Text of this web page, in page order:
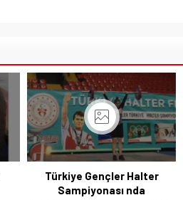
Türkiye Gençler Halter
Sampiyonası nda